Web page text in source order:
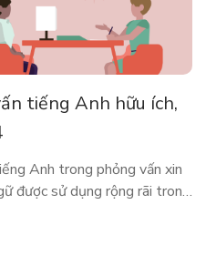
tiếng Anh hữu ích,
Anh trong phỏng vấn xin
được sử dụng rộng rãi trong
công việc. Rất nhiều các
như một yêu cầu quan